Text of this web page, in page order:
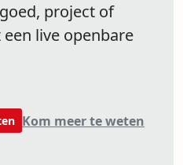
project of
live openbare
Kom meer te weten